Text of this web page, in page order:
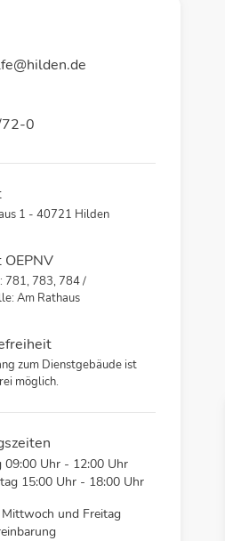
0
1 - 40721 Hilden
781, 783, 784 /
Am Rathaus
zum Dienstgebäude ist
möglich.
09:00 Uhr - 12:00 Uhr
15:00 Uhr - 18:00 Uhr
und Freitag